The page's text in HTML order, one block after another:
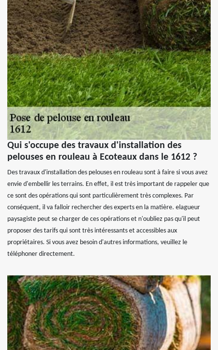
Qui s'occupe des travaux d'installation des
pelouses en rouleau à Ecoteaux dans le 1612 ?
Des travaux d'installation des pelouses en rouleau sont à faire si vous avez
envie d'embellir les terrains. En effet, il est très important de rappeler que
ce sont des opérations qui sont particulièrement très complexes. Par
conséquent, il va falloir rechercher des experts en la matière. elagueur
paysagiste peut se charger de ces opérations et n'oubliez pas qu'il peut
proposer des tarifs qui sont très intéressants et accessibles aux
propriétaires. Si vous avez besoin d'autres informations, veuillez le
téléphoner directement.